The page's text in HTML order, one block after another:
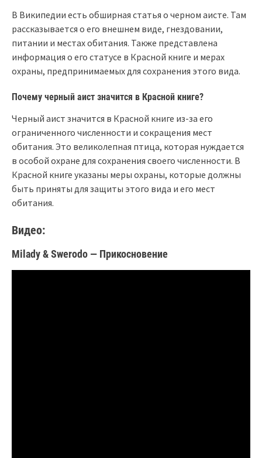
В Википедии есть обширная статья о черном аисте. Там
рассказывается о его внешнем виде, гнездовании,
питании и местах обитания. Также представлена
информация о его статусе в Красной книге и мерах
охраны, предпринимаемых для сохранения этого вида.
Почему черный аист значится в Красной книге?
Черный аист значится в Красной книге из-за его
ограниченного численности и сокращения мест
обитания. Это великолепная птица, которая нуждается
в особой охране для сохранения своего численности. В
Красной книге указаны меры охраны, которые должны
быть приняты для защиты этого вида и его мест
обитания.
Видео:
Milady & Swerodo — Прикосновение